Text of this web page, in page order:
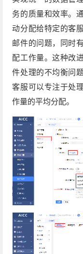
务的质量和效率。
动分配给特定的客
邮件的问题，同时
配工作量。这种改
件处理的不均衡问
客服可以专注于处
作量的平均分配。